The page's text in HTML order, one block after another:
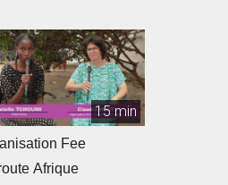
15 min
Fee
Afrique